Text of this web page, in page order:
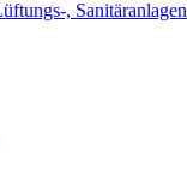
, Sanitäranlagen